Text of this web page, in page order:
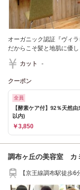
オーガニック認証『ヴィ
だからこそ髪と地肌に優し
カット -
クーポン
全員
【酵素ケア付】92％天然
以内)
￥3,850
調布ヶ丘の美容室 カ
【京王線調布駅徒歩6